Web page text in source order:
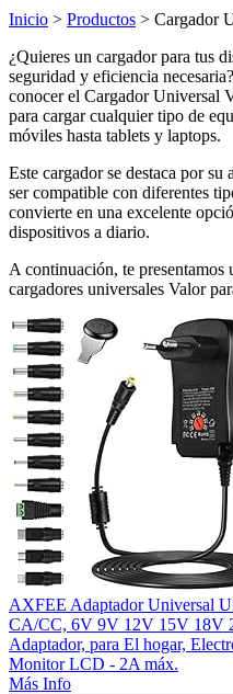
Inicio > Productos > Cargador
¿Quieres un cargador para tus
seguridad y eficiencia
conocer el Cargador Universal
para cargar cualquier tipo de
móviles hasta tablets y laptops.
Este cargador se destaca por
ser compatible con diferentes
convierte en una excelente
dispositivos a diario.
A continuación, te presentamos
cargadores universales Valor
AXFEE Adaptador Universal
CA/CC, 6V 9V 12V 15V 18V
Adaptador, para El hogar,
Monitor LCD - 2A máx.
Más Info